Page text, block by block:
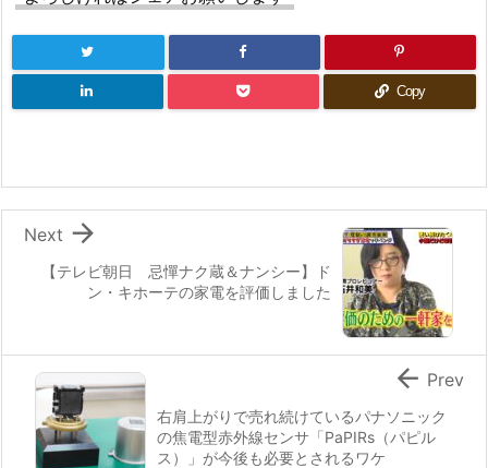
Copy
【テレビ朝日 忌憚ナク蔵＆ナンシー】ド
ン・キホーテの家電を評価しました

Next
右肩上がりで売れ続けているパナソニック
の焦電型赤外線センサ「PaPIRs（パピル
ス）」が今後も必要とされるワケ
 Prev